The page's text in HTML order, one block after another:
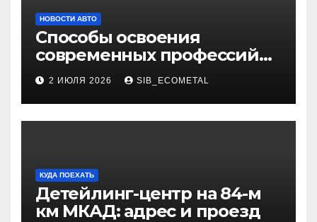
НОВОСТИ АВТО
Способы освоения
современных профессий
через онлайн-курсы
2 ИЮЛЯ 2026 SIB_ECOMETAL
КУДА ПОЕХАТЬ
Детейлинг-центр на 84-м
км МКАД: адрес и проезд